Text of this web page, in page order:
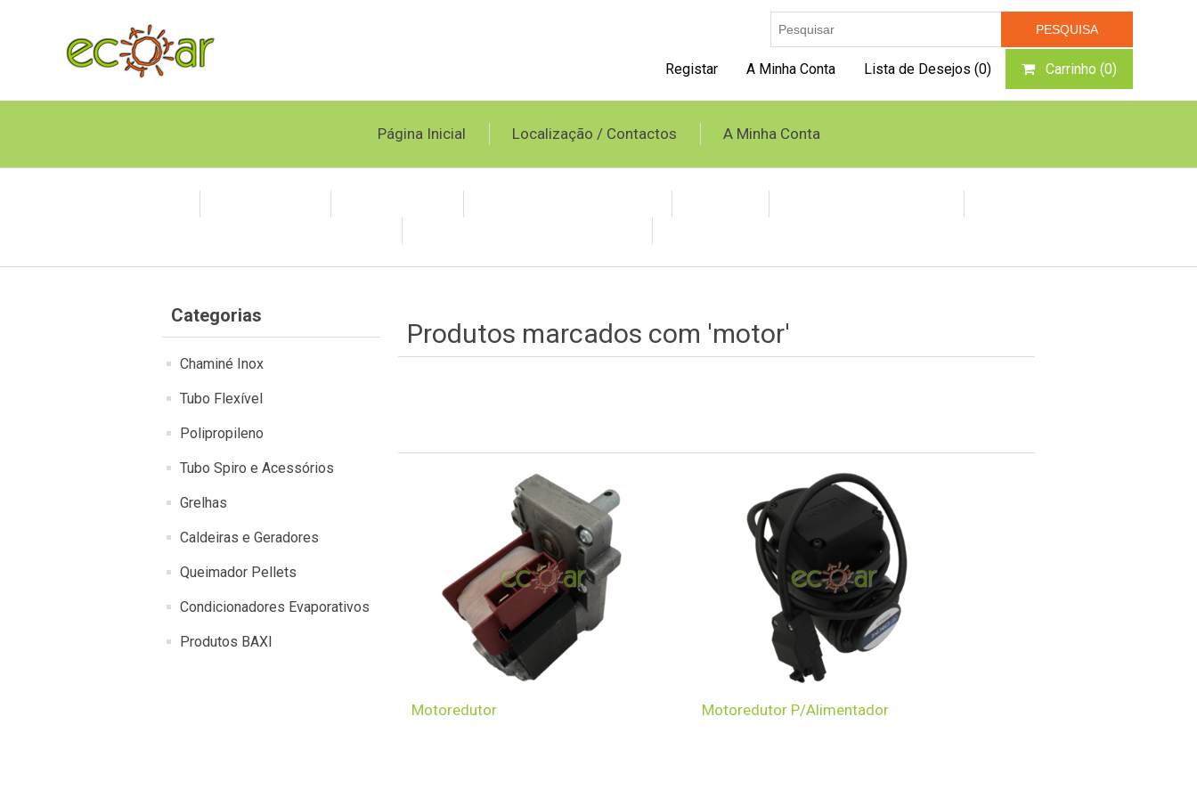
Registar A Minha Conta Lista de Desejos (0) Carrinho (0)
Página Inicial Localização / Contactos A Minha Conta
Categorias
Chaminé Inox
Tubo Flexível
Polipropileno
Tubo Spiro e Acessórios
Grelhas
Caldeiras e Geradores
Queimador Pellets
Condicionadores Evaporativos
Produtos BAXI
Produtos marcados com 'motor'
Motoredutor Motoredutor P/Alimentador